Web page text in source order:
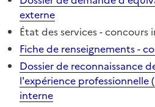
externe
État des services - concours
Fiche de renseignements -
Dossier de reconnaissance
l'expérience professionnelle
interne